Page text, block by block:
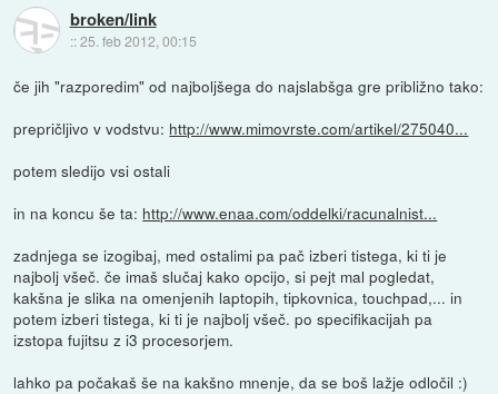
broken/link
::25. feb 2012, 00:15
če jih "razporedim" od najboljšega do najslabšga gre približno tako:
prepričljivo v vodstvu: http://www.mimovrste.com/artikel/275040...
potem sledijo vsi ostali
in na koncu še ta: http://www.enaa.com/oddelki/racunalnist...
zadnjega se izogibaj, med ostalimi pa pač izberi tistega, ki ti je
najbolj všeč. če imaš slučaj kako opcijo, si pejt mal pogledat,
kakšna je slika na omenjenih laptopih, tipkovnica, touchpad,... in
potem izberi tistega, ki ti je najbolj všeč. po specifikacijah pa
izstopa fujitsu z i3 procesorjem.
lahko pa počakaš še na kakšno mnenje, da se boš lažje odločil :)